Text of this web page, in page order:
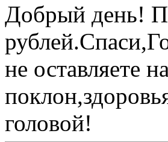
Добрый день!
не оставляете
головой!